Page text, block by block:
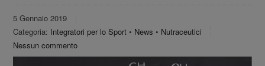
5 Gennaio 2019
Categoria: Integratori per lo Sport • News • Nutraceutici
Nessun commento